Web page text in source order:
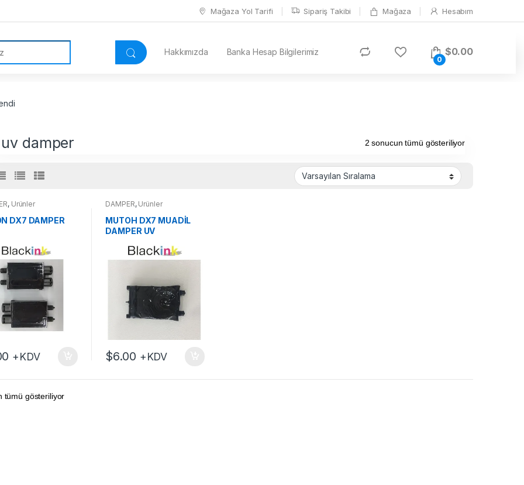
Mağaza Yol Tarifi Sipariş Takibi Mağaza Hesabım
Hakkımızda Banka Hesap Bilgilerimiz
0
$0.00
damper 2 sonucun tümü gösteriliyor
, Ürünler
DX7 DAMPER
+KDV
DAMPER, Ürünler
MUTOH DX7 MUADİL
DAMPER UV
$6.00 +KDV
tümü gösteriliyor